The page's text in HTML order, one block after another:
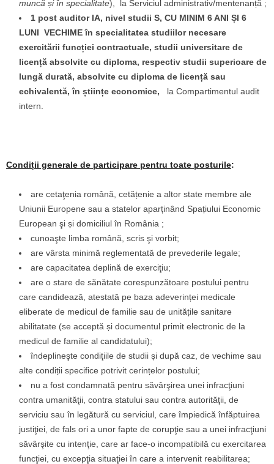
muncă și în specialitate),
la Serviciul administrativ/mentenanță ;
1 post auditor IA, nivel studii S, CU MINIM 6 ANI ȘI 6
LUNI VECHIME în specialitatea studiilor necesare
exercitării funcției contractuale, studii universitare de
licență absolvite cu diploma, respectiv studii superioare de
lungă durată, absolvite cu diploma de licență sau
echivalentă, în științe economice, la Compartimentul audit
intern.
Condiții generale de participare pentru toate posturile:
are cetaţenia română, cetățenie a altor state membre ale
Uniunii Europene sau a statelor aparținând Spațiului Economic
European şi și domiciliul în România ;
cunoaşte limba română, scris şi vorbit;
are vârsta minimă reglementată de prevederile legale;
are capacitatea deplină de exerciţiu;
are o stare de sănătate corespunzătoare postului pentru
care candidează, atestată pe baza adeverinței medicale
eliberate de medicul de familie sau de unitățile sanitare
abilitatate (se acceptă și documentul primit electronic de la
medicul de familie al candidatului);
îndeplineşte condiţiile de studii și după caz, de vechime sau
alte condiții specifice potrivit cerințelor postului;
nu a fost condamnată pentru săvârşirea unei infracţiuni
contra umanităţii, contra statului sau contra autorităţii, de
serviciu sau în legătură cu serviciul, care împiedică înfăptuirea
justiţiei, de fals ori a unor fapte de corupţie sau a unei infracţiuni
săvârşite cu intenţie, care ar face-o incompatibilă cu exercitarea
funcţiei, cu excepţia situaţiei în care a intervenit reabilitarea;